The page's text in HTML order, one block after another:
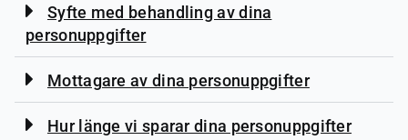
Syfte med behandling av dina
personuppgifter
Mottagare av dina personuppgifter
Hur länge vi sparar dina personuppgifter